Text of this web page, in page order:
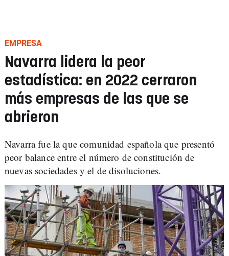
EMPRESA
Navarra lidera la peor
estadística: en 2022 cerraron
más empresas de las que se
abrieron
Navarra fue la que comunidad española que presentó
peor balance entre el número de constitución de
nuevas sociedades y el de disoluciones.